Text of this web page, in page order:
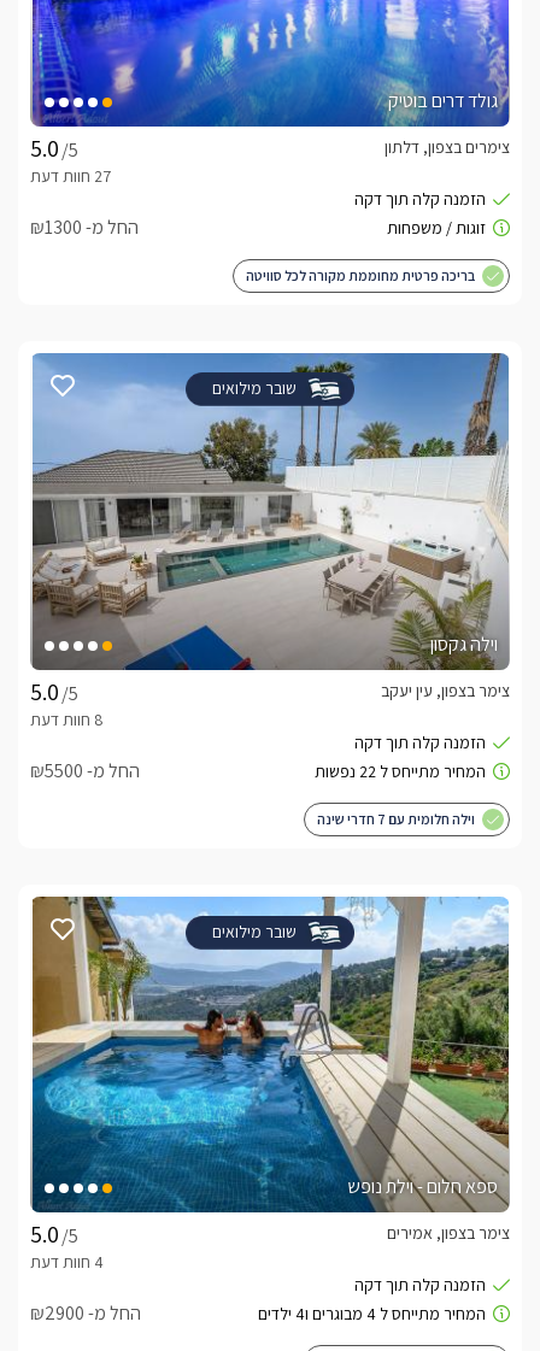
גולד דרים בוטיק
/5
צימרים בצפון, דלתון
החל מ- ₪1300
בריכה פרטית מחוממת מקורה לכל סוויטה
שובר מילואים
וילה גקסון
/5
צימר בצפון, עין יעקב
החל מ- ₪5500
וילה חלומית עם 7 חדרי שינה
שובר מילואים
ספא חלום - וילת נופש
/5
צימר בצפון, אמירים
החל מ- ₪2900